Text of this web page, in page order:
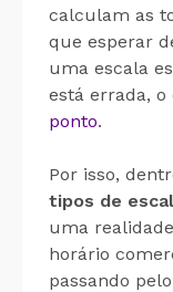
calculam as
que esperar
uma escala
está errada, o
ponto.
Por isso,
tipos de
uma
horário
passando